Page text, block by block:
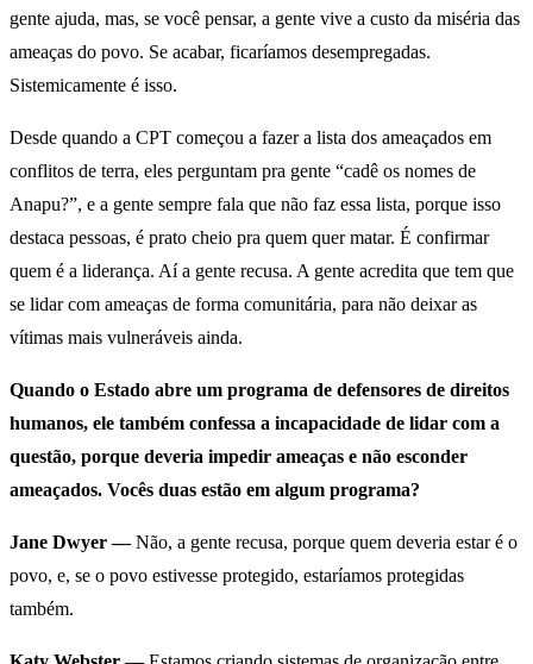
gente ajuda, mas, se você pensar, a gente vive a custo da miséria das
ameaças do povo. Se acabar, ficaríamos desempregadas.
Sistemicamente é isso.
Desde quando a CPT começou a fazer a lista dos ameaçados em
conflitos de terra, eles perguntam pra gente “cadê os nomes de
Anapu?”, e a gente sempre fala que não faz essa lista, porque isso
destaca pessoas, é prato cheio pra quem quer matar. É confirmar
quem é a liderança. Aí a gente recusa. A gente acredita que tem que
se lidar com ameaças de forma comunitária, para não deixar as
vítimas mais vulneráveis ainda.
Quando o Estado abre um programa de defensores de direitos
humanos, ele também confessa a incapacidade de lidar com a
questão, porque deveria impedir ameaças e não esconder
ameaçados. Vocês duas estão em algum programa?
Jane Dwyer —Não, a gente recusa, porque quem deveria estar é o
povo, e, se o povo estivesse protegido, estaríamos protegidas
também.